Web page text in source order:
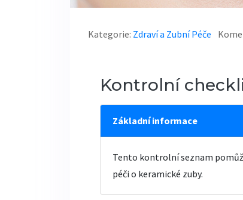
Kategorie: Zdraví a Zubní Péče
Kontrolní
Základní informace
Tento kontrolní seznam
péči o keramické zuby.